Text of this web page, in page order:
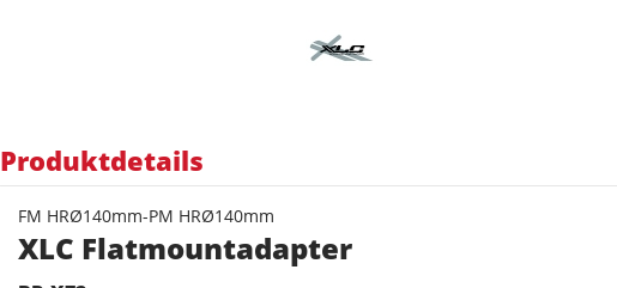
Produktdetails
FM HRØ140mm-PM HRØ140mm
XLC Flatmountadapter